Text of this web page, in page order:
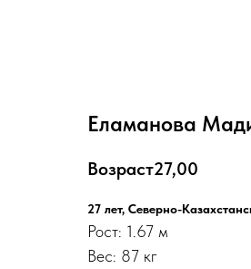
Еламанова
Возраст27,00
27 лет, Северно-
Рост: 1.67 м
Вес: 87 кг